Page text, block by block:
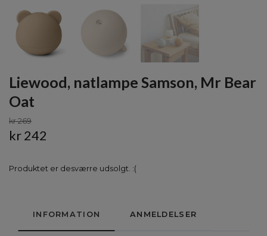
Liewood, natlampe Samson, Mr Bear
Oat
kr 269
kr 242
Produktet er desværre udsolgt. :(
INFORMATION ANMELDELSER